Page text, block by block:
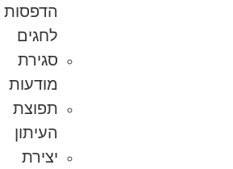
הדפסות
לחגים
סגירת
מודעות
תפוצת
העיתון
יצירת